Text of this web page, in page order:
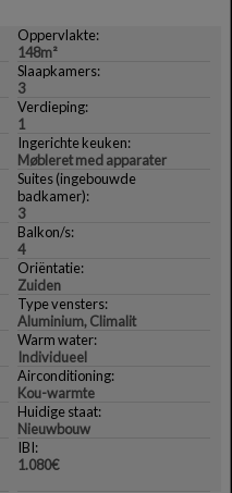
Oppervlakte:
148m²
Slaapkamers:
3
Verdieping:
1
Ingerichte keuken:
Møbleret med apparater
Suites (ingebouwde
badkamer):
3
Balkon/s:
4
Oriëntatie:
Zuiden
Type vensters:
Aluminium, Climalit
Warm water:
Individueel
Airconditioning:
Kou-warmte
Huidige staat:
Nieuwbouw
IBI:
1.080€